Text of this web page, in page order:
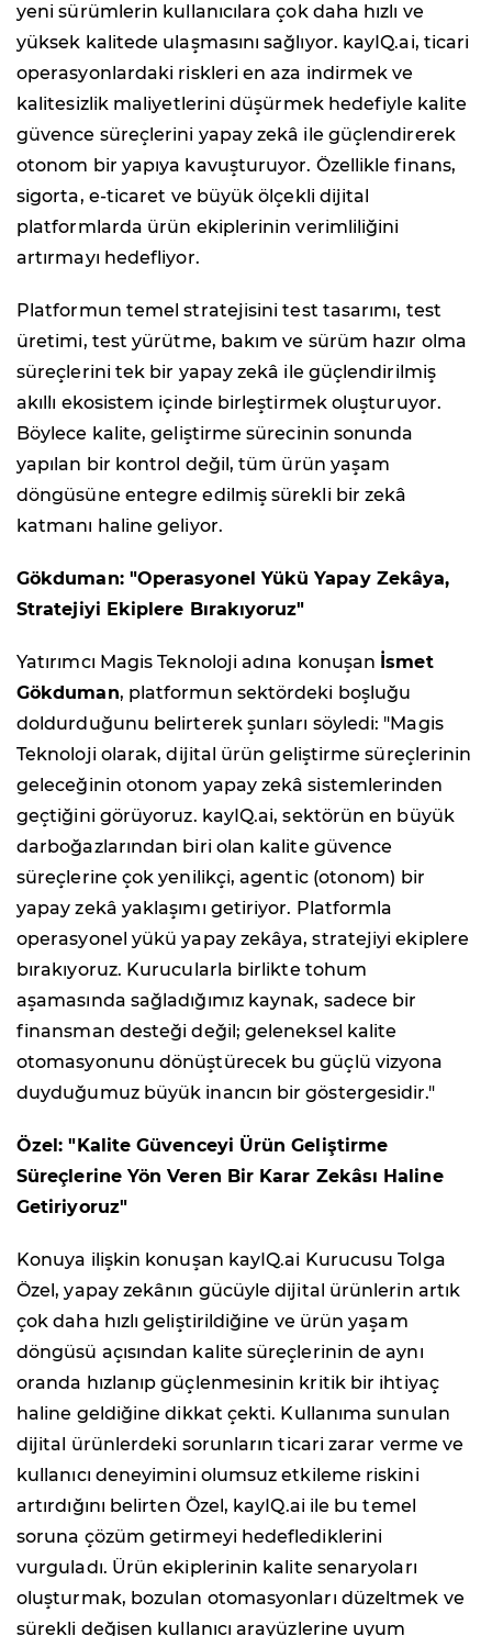
yeni sürümlerin kullanıcılara çok daha hızlı ve
yüksek kalitede ulaşmasını sağlıyor. kayIQ.ai, ticari
operasyonlardaki riskleri en aza indirmek ve
kalitesizlik maliyetlerini düşürmek hedefiyle kalite
güvence süreçlerini yapay zekâ ile güçlendirerek
otonom bir yapıya kavuşturuyor. Özellikle finans,
sigorta, e-ticaret ve büyük ölçekli dijital
platformlarda ürün ekiplerinin verimliliğini
artırmayı hedefliyor.
Platformun temel stratejisini test tasarımı, test
üretimi, test yürütme, bakım ve sürüm hazır olma
süreçlerini tek bir yapay zekâ ile güçlendirilmiş
akıllı ekosistem içinde birleştirmek oluşturuyor.
Böylece kalite, geliştirme sürecinin sonunda
yapılan bir kontrol değil, tüm ürün yaşam
döngüsüne entegre edilmiş sürekli bir zekâ
katmanı haline geliyor.
Gökduman: "Operasyonel Yükü Yapay Zekâya,
Stratejiyi Ekiplere Bırakıyoruz"
Yatırımcı Magis Teknoloji adına konuşan İsmet
Gökduman, platformun sektördeki boşluğu
doldurduğunu belirterek şunları söyledi: "Magis
Teknoloji olarak, dijital ürün geliştirme süreçlerinin
geleceğinin otonom yapay zekâ sistemlerinden
geçtiğini görüyoruz. kayIQ.ai, sektörün en büyük
darboğazlarından biri olan kalite güvence
süreçlerine çok yenilikçi, agentic (otonom) bir
yapay zekâ yaklaşımı getiriyor. Platformla
operasyonel yükü yapay zekâya, stratejiyi ekiplere
bırakıyoruz. Kurucularla birlikte tohum
aşamasında sağladığımız kaynak, sadece bir
finansman desteği değil; geleneksel kalite
otomasyonunu dönüştürecek bu güçlü vizyona
duyduğumuz büyük inancın bir göstergesidir."
Özel: "Kalite Güvenceyi Ürün Geliştirme
Süreçlerine Yön Veren Bir Karar Zekâsı Haline
Getiriyoruz"
Konuya ilişkin konuşan kayIQ.ai Kurucusu Tolga
Özel, yapay zekânın gücüyle dijital ürünlerin artık
çok daha hızlı geliştirildiğine ve ürün yaşam
döngüsü açısından kalite süreçlerinin de aynı
oranda hızlanıp güçlenmesinin kritik bir ihtiyaç
haline geldiğine dikkat çekti. Kullanıma sunulan
dijital ürünlerdeki sorunların ticari zarar verme ve
kullanıcı deneyimini olumsuz etkileme riskini
artırdığını belirten Özel, kayIQ.ai ile bu temel
soruna çözüm getirmeyi hedeflediklerini
vurguladı. Ürün ekiplerinin kalite senaryoları
oluşturmak, bozulan otomasyonları düzeltmek ve
sürekli değişen kullanıcı arayüzlerine uyum